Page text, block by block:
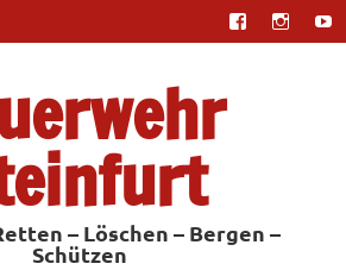
– Löschen – Bergen –
Schützen